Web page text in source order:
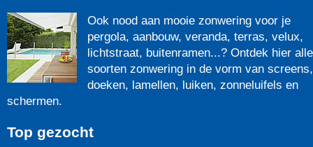
Ook nood aan mooie zonwering voor je
pergola, aanbouw, veranda, terras, velux,
lichtstraat, buitenramen...? Ontdek hier alle
soorten zonwering in de vorm van screens,
doeken, lamellen, luiken, zonneluifels en
schermen.
Top gezocht